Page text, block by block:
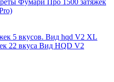
Фумари Про 1500 затяжек
5 вкусов. Вид hqd V2 XL
22 вкуса Вид HQD V2